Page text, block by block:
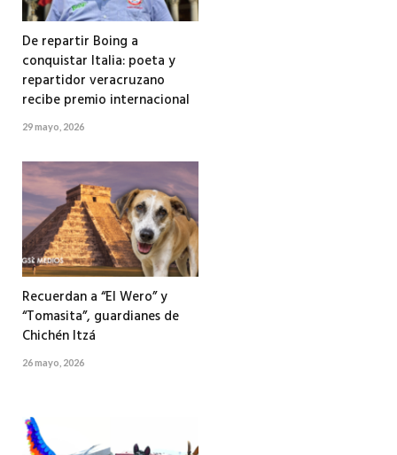
De repartir Boing a
conquistar Italia: poeta y
repartidor veracruzano
recibe premio internacional
29 mayo, 2026
Recuerdan a “El Wero” y
“Tomasita”, guardianes de
Chichén Itzá
26 mayo, 2026